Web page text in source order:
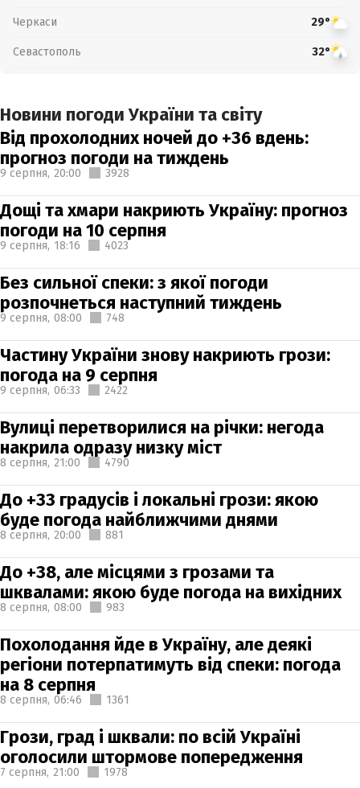
Черкаси 29°
Севастополь 32°
Новини погоди України та світу
Від прохолодних ночей до +36 вдень:
прогноз погоди на тиждень
9 серпня, 20:00 3928
Дощі та хмари накриють Україну: прогноз
погоди на 10 серпня
9 серпня, 18:16 4023
Без сильної спеки: з якої погоди
розпочнеться наступний тиждень
9 серпня, 08:00 748
Частину України знову накриють грози:
погода на 9 серпня
9 серпня, 06:33 2422
Вулиці перетворилися на річки: негода
накрила одразу низку міст
8 серпня, 21:00 4790
До +33 градусів і локальні грози: якою
буде погода найближчими днями
8 серпня, 20:00 881
До +38, але місцями з грозами та
шквалами: якою буде погода на вихідних
8 серпня, 08:00 983
Похолодання йде в Україну, але деякі
регіони потерпатимуть від спеки: погода
на 8 серпня
8 серпня, 06:46 1361
Грози, град і шквали: по всій Україні
оголосили штормове попередження
7 серпня, 21:00 1978